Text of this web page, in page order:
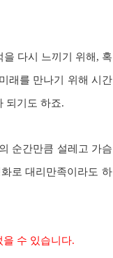
다시 느끼기 위해, 혹
래를 만나기 위해 시간
되기도 하죠.
순간만큼 설레고 가슴
로 대리만족이라도 하
수 있습니다.